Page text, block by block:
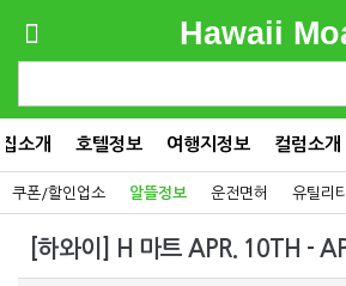
Hawaii
소개 호텔정보 여행지정보 컬럼소개
쿠폰/할인업소 알뜰정보 운전면허 유틸리티
[하와이] H 마트 APR. 10TH -